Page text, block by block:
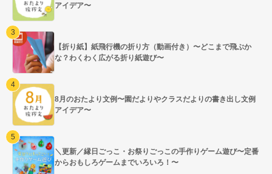
アイデア〜
【折り紙】紙飛行機の折り方（動画付き）〜どこまで飛ぶか
な？わくわく広がる折り紙遊び〜
8月のおたより文例〜園だよりやクラスだよりの書き出し文例
アイデア〜
＼更新／縁日ごっこ・お祭りごっこの手作りゲーム遊び〜定番
からおもしろゲームまでいろいろ！〜